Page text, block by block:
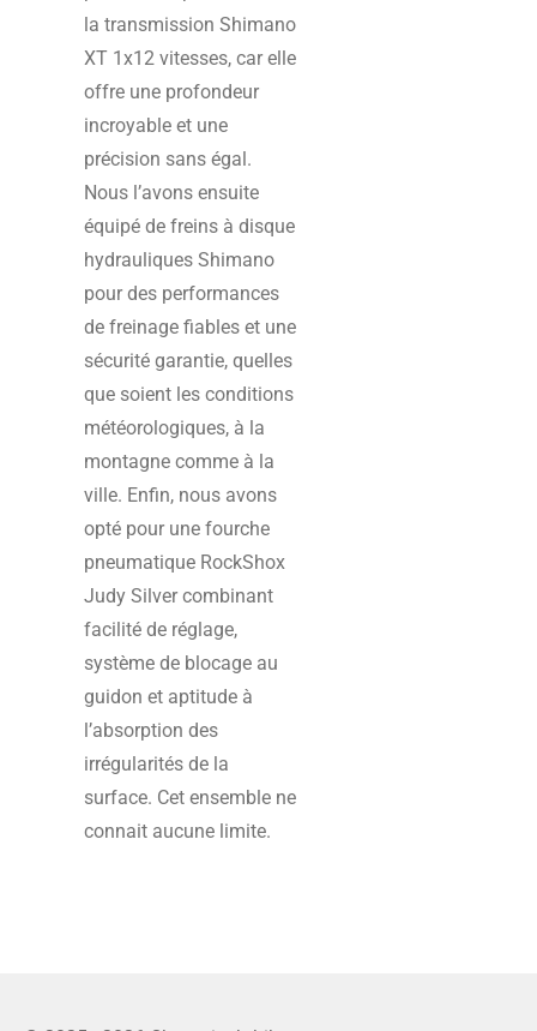
la transmission Shimano
XT 1x12 vitesses, car elle
offre une profondeur
incroyable et une
précision sans égal.
Nous l’avons ensuite
équipé de freins à disque
hydrauliques Shimano
pour des performances
de freinage fiables et une
sécurité garantie, quelles
que soient les conditions
météorologiques, à la
montagne comme à la
ville. Enfin, nous avons
opté pour une fourche
pneumatique RockShox
Judy Silver combinant
facilité de réglage,
système de blocage au
guidon et aptitude à
l’absorption des
irrégularités de la
surface. Cet ensemble ne
connait aucune limite.